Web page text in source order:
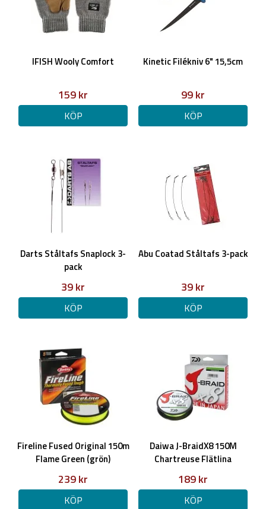
IFISH Wooly Comfort
159 kr
KÖP
Kinetic Filékniv 6" 15,5cm
99 kr
KÖP
Darts Ståltafs Snaplock 3-
pack
39 kr
KÖP
Abu Coatad Ståltafs 3-pack
39 kr
KÖP
Fireline Fused Original 150m
Flame Green (grön)
239 kr
KÖP
Daiwa J-BraidX8 150M
Chartreuse Flätlina
189 kr
KÖP